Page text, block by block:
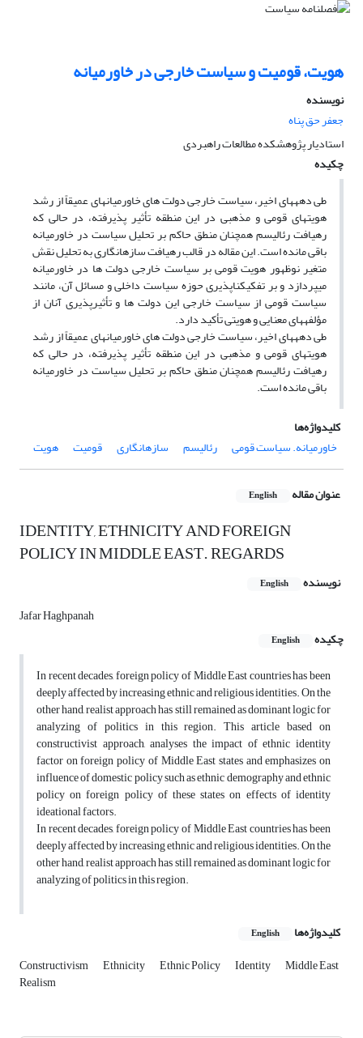
هویت، قومیت و سیاست خارجی در خاورمیانه
نویسنده
جعفر حق پناه
استادیار پژوهشکده مطالعات راهبردی
چکیده
طی دهه‏های اخیر، سیاست خارجی دولت های خاورمیانه‏ای عمیقاً از رشد
هویت‏های قومی و مذهبی در این منطقه تأثیر پذیرفته، در حالی که
رهیافت رئالیسم همچنان منطق حاکم بر تحلیل سیاست در خاورمیانه
باقی مانده است. این مقاله در قالب رهیافت سازه‏انگاری به تحلیل نقش
متغیر نوظهور هویت قومی بر سیاست خارجی دولت ها در خاورمیانه
می‏پردازد و بر تفکیک‏ناپذیری حوزه سیاست داخلی و مسائل آن، مانند
سیاست قومی از سیاست خارجی این دولت ها و تأثیرپذیری آنان از
مؤلفه‏های معنایی و هویتی تأکید دارد.
طی دهه‏های اخیر، سیاست خارجی دولت های خاورمیانه‏ای عمیقاً از رشد
هویت‏های قومی و مذهبی در این منطقه تأثیر پذیرفته، در حالی که
رهیافت رئالیسم همچنان منطق حاکم بر تحلیل سیاست در خاورمیانه
باقی مانده است.
کلیدواژه‌ها
خاورمیانه. سیاست قومی
رئالیسم سازه‏انگاری قومیت هویت
عنوان مقاله English
IDENTITY, ETHNICITY AND FOREIGN
POLICY IN MIDDLE EAST. REGARDS
نویسنده English
Jafar Haghpanah
چکیده
English
In recent decades, foreign policy of Middle East countries has been
deeply affected by increasing ethnic and religious identities. On the
other hand, realist approach has still remained as dominant logic for
analyzing of politics in this region. This article based on
constructivist approach, analyses the impact of ethnic identity
factor on foreign policy of Middle East states and emphasizes on
influence of domestic policy such as ethnic demography and ethnic
policy on foreign policy of these states on effects of identity
ideational factors.
In recent decades, foreign policy of Middle East countries has been
deeply affected by increasing ethnic and religious identities. On the
other hand, realist approach has still remained as dominant logic for
analyzing of politics in this region.
کلیدواژه‌ها English
Constructivism Ethnicity Ethnic Policy Identity Middle East
Realism